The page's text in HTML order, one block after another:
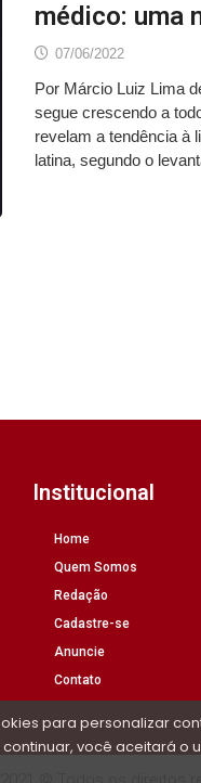
médico: uma
07/06/2022
Por Márcio Luiz Lima
segue crescendo a
revelam a tendência à
latina, segundo o
Institucional
Home
Quem Somos
Redação
Cadastre-se
Anuncie
Contato
para personalizar
você aceitará o